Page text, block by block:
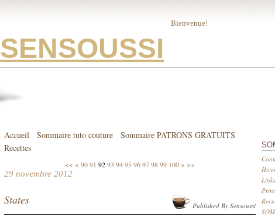
Bienvenue!
SENSOUSSI
Accueil Sommaire tuto couture
Sommaire PATRONS GRATUITS
Recettes
<< < 10
20
30
40
50
60
70
80
9091 9293 9495 96979899 100200
> >>
29 novembre 2012
States Published By Sensoussi
Links